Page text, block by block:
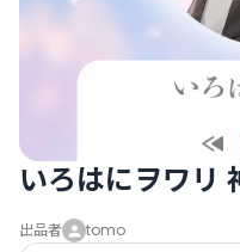
いろはにヲワリ
出品者 tomo